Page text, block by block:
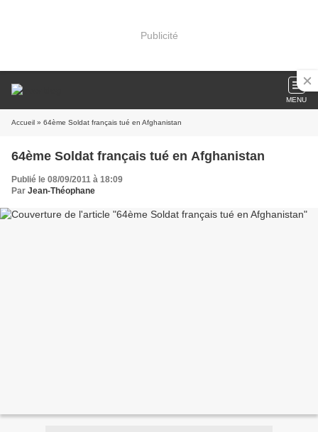
Publicité
MENU
Accueil » 64ème Soldat français tué en Afghanistan
64ème Soldat français tué en Afghanistan
Publié le 08/09/2011 à 18:09
Par Jean-Théophane